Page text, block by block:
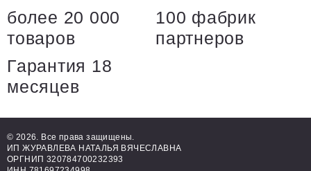
более 20 000
товаров
100 фабрик
партнеров
Гарантия 18
месяцев
© 2026. Все права защищены.
ИП ЖУРАВЛЕВА НАТАЛЬЯ ВЯЧЕСЛАВНА
ОРГНИП 320784700232393